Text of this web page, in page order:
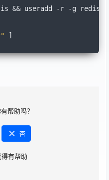
&& useradd - r -g redis
]
帮助吗？
否
得有帮助